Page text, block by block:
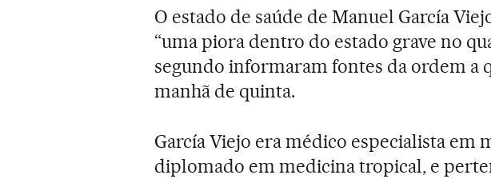
O estado de saúde de Manuel García
“uma piora dentro do estado grave no
segundo informaram fontes da ordem a
manhã de quinta.
García Viejo era médico especialista em
diplomado em medicina tropical, e